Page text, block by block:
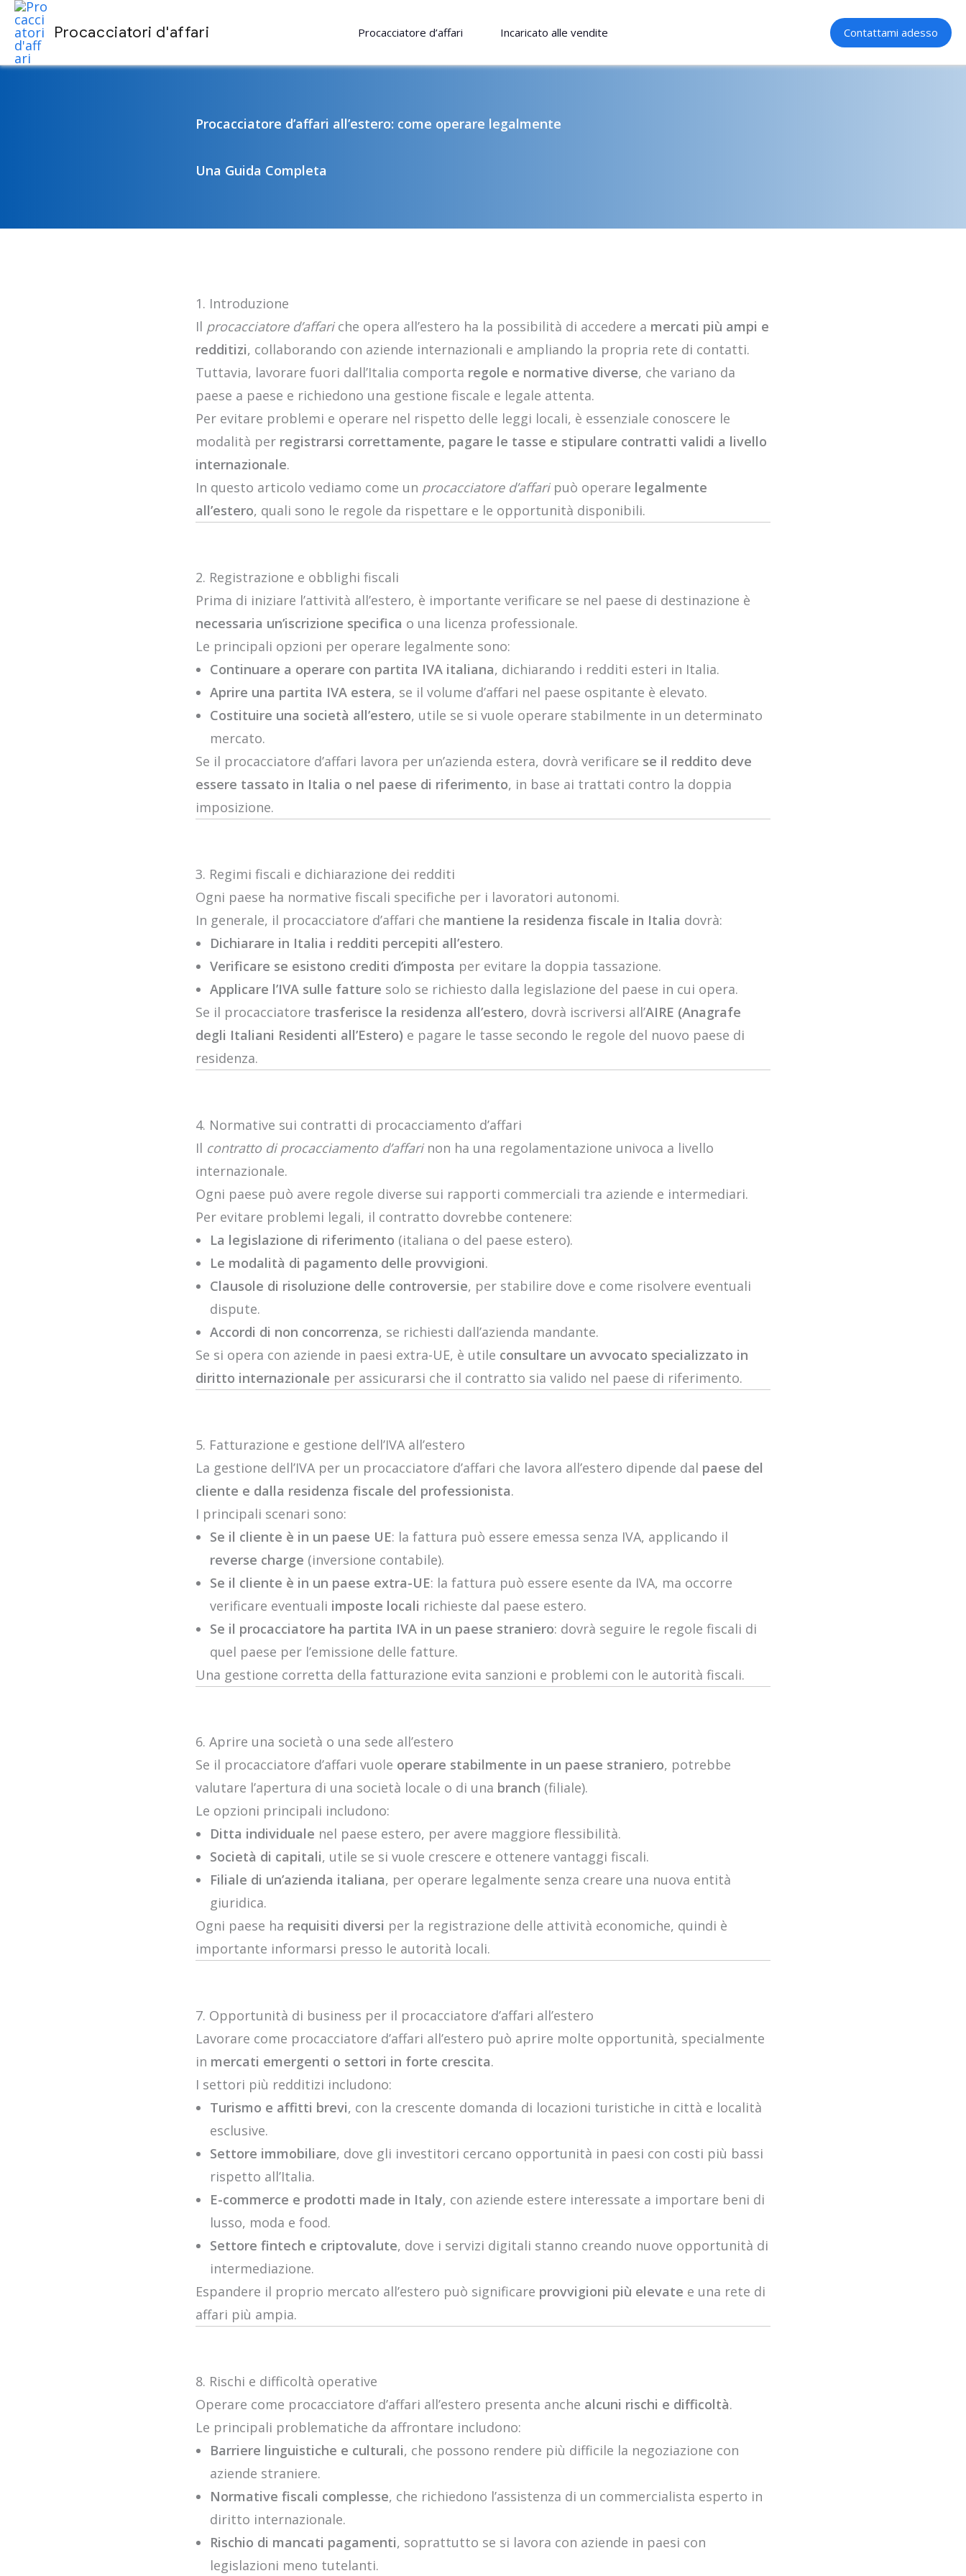
Vai
contenuto
Procacciatori d'affari Procacciatore d’affari Incaricato alle vendite Contattami adesso
Procacciatore d’affari all’estero: come operare legalmente
Una Guida Completa
1. Introduzione
Il procacciatore d’affariche opera all’estero ha la possibilità di accedere a mercati più ampi e
redditizi, collaborando con aziende internazionali e ampliando la propria rete di contatti.
Tuttavia, lavorare fuori dall’Italia comporta regole e normative diverse, che variano da
paese a paese e richiedono una gestione fiscale e legale attenta.
Per evitare problemi e operare nel rispetto delle leggi locali, è essenziale conoscere le
modalità per registrarsi correttamente, pagare le tasse e stipulare contratti validi a livello
internazionale.
In questo articolo vediamo come un procacciatore d’affaripuò operare legalmente
all’estero, quali sono le regole da rispettare e le opportunità disponibili.
2. Registrazione e obblighi fiscali
Prima di iniziare l’attività all’estero, è importante verificare se nel paese di destinazione è
necessaria un’iscrizione specifica o una licenza professionale.
Le principali opzioni per operare legalmente sono:
Continuare a operare con partita IVA italiana, dichiarando i redditi esteri in Italia.
Aprire una partita IVA estera, se il volume d’affari nel paese ospitante è elevato.
Costituire una società all’estero, utile se si vuole operare stabilmente in un determinato
mercato.
Se il procacciatore d’affari lavora per un’azienda estera, dovrà verificare se il reddito deve
essere tassato in Italia o nel paese di riferimento, in base ai trattati contro la doppia
imposizione.
3. Regimi fiscali e dichiarazione dei redditi
Ogni paese ha normative fiscali specifiche per i lavoratori autonomi.
In generale, il procacciatore d’affari che mantiene la residenza fiscale in Italia dovrà:
Dichiarare in Italia i redditi percepiti all’estero.
Verificare se esistono crediti d’imposta per evitare la doppia tassazione.
Applicare l’IVA sulle fatture solo se richiesto dalla legislazione del paese in cui opera.
Se il procacciatore trasferisce la residenza all’estero, dovrà iscriversi all’AIRE (Anagrafe
degli Italiani Residenti all’Estero) e pagare le tasse secondo le regole del nuovo paese di
residenza.
4. Normative sui contratti di procacciamento d’affari
Il contratto di procacciamento d’affarinon ha una regolamentazione univoca a livello
internazionale.
Ogni paese può avere regole diverse sui rapporti commerciali tra aziende e intermediari.
Per evitare problemi legali, il contratto dovrebbe contenere:
La legislazione di riferimento (italiana o del paese estero).
Le modalità di pagamento delle provvigioni.
Clausole di risoluzione delle controversie, per stabilire dove e come risolvere eventuali
dispute.
Accordi di non concorrenza, se richiesti dall’azienda mandante.
Se si opera con aziende in paesi extra-UE, è utile consultare un avvocato specializzato in
diritto internazionale per assicurarsi che il contratto sia valido nel paese di riferimento.
5. Fatturazione e gestione dell’IVA all’estero
La gestione dell’IVA per un procacciatore d’affari che lavora all’estero dipende dal paese del
cliente e dalla residenza fiscale del professionista.
I principali scenari sono:
Se il cliente è in un paese UE: la fattura può essere emessa senza IVA, applicando il
reverse charge (inversione contabile).
Se il cliente è in un paese extra-UE: la fattura può essere esente da IVA, ma occorre
verificare eventuali imposte locali richieste dal paese estero.
Se il procacciatore ha partita IVA in un paese straniero: dovrà seguire le regole fiscali di
quel paese per l’emissione delle fatture.
Una gestione corretta della fatturazione evita sanzioni e problemi con le autorità fiscali.
6. Aprire una società o una sede all’estero
Se il procacciatore d’affari vuole operare stabilmente in un paese straniero, potrebbe
valutare l’apertura di una società locale o di una branch (filiale).
Le opzioni principali includono:
Ditta individuale nel paese estero, per avere maggiore flessibilità.
Società di capitali, utile se si vuole crescere e ottenere vantaggi fiscali.
Filiale di un’azienda italiana, per operare legalmente senza creare una nuova entità
giuridica.
Ogni paese ha requisiti diversi per la registrazione delle attività economiche, quindi è
importante informarsi presso le autorità locali.
7. Opportunità di business per il procacciatore d’affari all’estero
Lavorare come procacciatore d’affari all’estero può aprire molte opportunità, specialmente
in mercati emergenti o settori in forte crescita.
I settori più redditizi includono:
Turismo e affitti brevi, con la crescente domanda di locazioni turistiche in città e località
esclusive.
Settore immobiliare, dove gli investitori cercano opportunità in paesi con costi più bassi
rispetto all’Italia.
E-commerce e prodotti made in Italy, con aziende estere interessate a importare beni di
lusso, moda e food.
Settore fintech e criptovalute, dove i servizi digitali stanno creando nuove opportunità di
intermediazione.
Espandere il proprio mercato all’estero può significare provvigioni più elevate e una rete di
affari più ampia.
8. Rischi e difficoltà operative
Operare come procacciatore d’affari all’estero presenta anche alcuni rischi e difficoltà.
Le principali problematiche da affrontare includono:
Barriere linguistiche e culturali, che possono rendere più difficile la negoziazione con
aziende straniere.
Normative fiscali complesse, che richiedono l’assistenza di un commercialista esperto in
diritto internazionale.
Rischio di mancati pagamenti, soprattutto se si lavora con aziende in paesi con
legislazioni meno tutelanti.